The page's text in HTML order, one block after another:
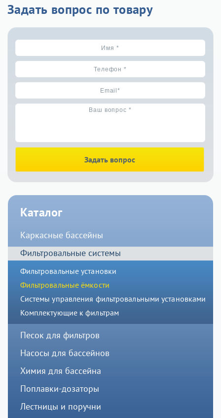
Задать вопрос по товару
Задать вопрос
Каталог
Каркасные бассейны
Фильтровальные системы
Фильтровальные установки
Фильтровальные ёмкости
Системы управления фильтровальными установками
Комплектующие к фильтрам
Песок для фильтров
Насосы для бассейнов
Химия для бассейна
Поплавки-дозаторы
Лестницы и поручни